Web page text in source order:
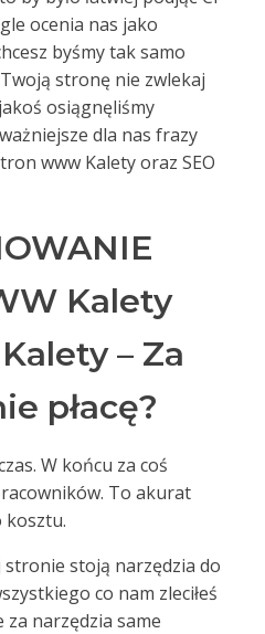
ocenia nas jako
byśmy tak samo
stronę nie zwlekaj
osiągnęliśmy
dla nas frazy
www Kalety oraz SEO
Kalety
– Za
płacę?
W końcu za coś
To akurat
kosztu.
stoją narzędzia do
co nam zleciłeś
za narzędzia same